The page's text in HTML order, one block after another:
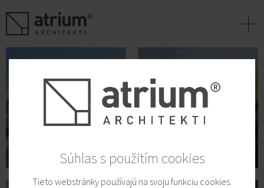
+
Súhlas s použitím cookies
Tieto webstránky používajú na svoju funkciu cookies.